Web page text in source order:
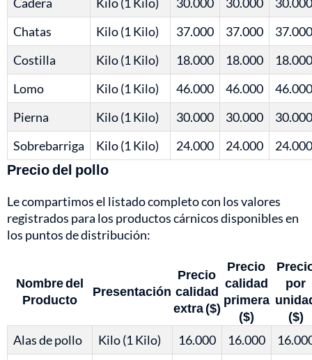
Chatas
Kilo (1 Kilo) 37.000 37.000
37.000
Costilla
Kilo (1 Kilo) 18.000 18.000
18.000
Lomo
Kilo (1 Kilo) 46.000 46.000
46.000
Pierna
Kilo (1 Kilo) 30.000 30.000
30.000
Sobrebarriga
Kilo (1 Kilo) 24.000 24.000 24.000
Precio del pollo
Le compartimos el listado completo con los valores
registrados para los productos cárnicos disponibles en
los puntos de distribución:
Nombre del
Producto
Presentación
Precio
calidad
extra ($)
Precio
calidad
primera
($)
por
($)
Alas de pollo
Kilo (1 Kilo) 16.000 16.000